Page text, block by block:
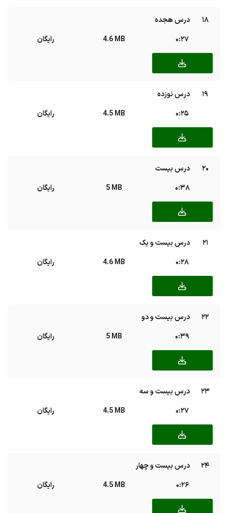
18
درس هجده
0:27
4.6 MB رایگان
19
درس نوزده
0:25
4.5 MB رایگان
20
درس بیست
0:38
5 MB رایگان
21
درس بیست و یک
0:28
4.6 MB رایگان
22
درس بیست و دو
0:39
5 MB رایگان
23
درس بیست و سه
0:27
4.5 MB رایگان
24
درس بیست و چهار
0:26
4.5 MB رایگان